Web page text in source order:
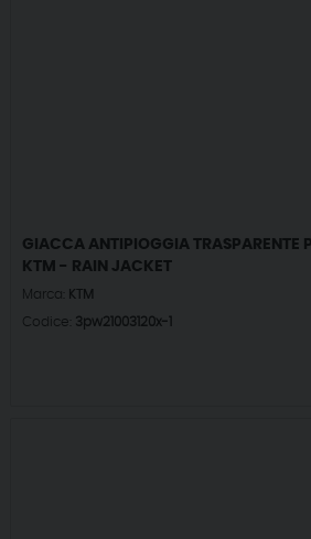
GIACCA ANTIPIOGGIA TRASPARENTE
KTM - RAIN JACKET
Marca: KTM
Codice: 3pw21003120x-1